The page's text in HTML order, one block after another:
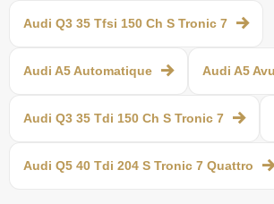
Audi Q3 35 Tfsi 150 Ch S Tronic 7
Audi A5 Automatique Audi A5
Audi Q3 35 Tdi 150 Ch S Tronic 7
Audi Q5 40 Tdi 204 S Tronic 7 Quattro